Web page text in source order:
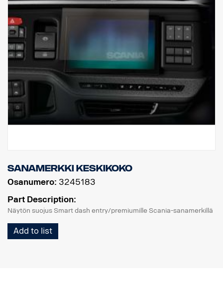
Sanamerkki keskikoko
Osanumero: 3245183
Part Description:
Näytön suojus Smart dash entry/premiumille Scania-sanamerkillä
Add to list